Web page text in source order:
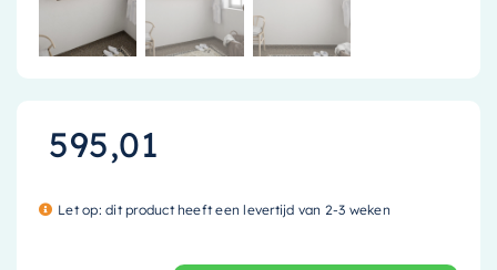
595,01
Let op: dit product heeft een levertijd van 2-3 weken